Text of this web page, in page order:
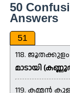
50
Answers
51
118.
മാടായി
119. കമ്മൻ